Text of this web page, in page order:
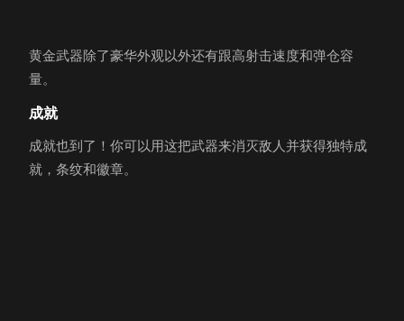
黄金武器除了豪华外观以外还有跟高射击速度和弹仓容
量。
成就
成就也到了！你可以用这把武器来消灭敌人并获得独特成
就，条纹和徽章。